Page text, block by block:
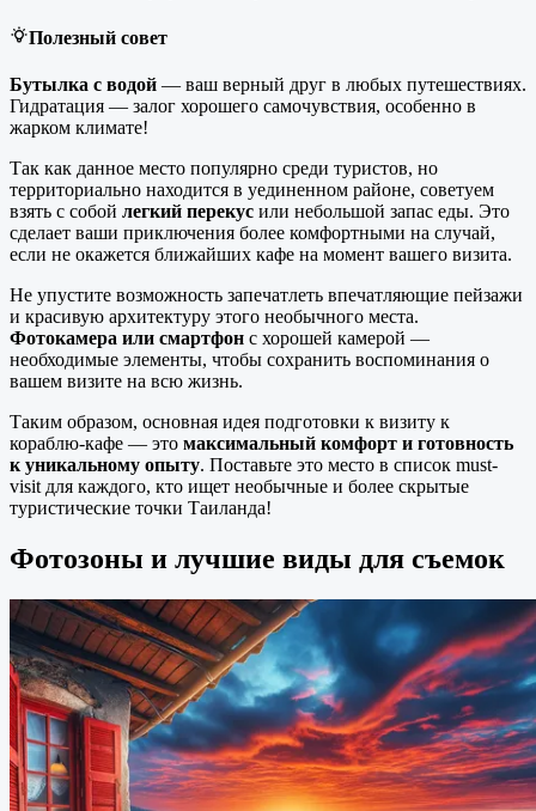
Полезный совет
Бутылка с водой — ваш верный друг в любых путешествиях.
Гидратация — залог хорошего самочувствия, особенно в
жарком климате!
Так как данное место популярно среди туристов, но
территориально находится в уединенном районе, советуем
взять с собой легкий перекус или небольшой запас еды. Это
сделает ваши приключения более комфортными на случай,
если не окажется ближайших кафе на момент вашего визита.
Не упустите возможность запечатлеть впечатляющие пейзажи
и красивую архитектуру этого необычного места.
Фотокамера или смартфон с хорошей камерой —
необходимые элементы, чтобы сохранить воспоминания о
вашем визите на всю жизнь.
Таким образом, основная идея подготовки к визиту к
кораблю-кафе — это максимальный комфорт и готовность
к уникальному опыту. Поставьте это место в список must-
visit для каждого, кто ищет необычные и более скрытые
туристические точки Таиланда!
Фотозоны и лучшие виды для съемок